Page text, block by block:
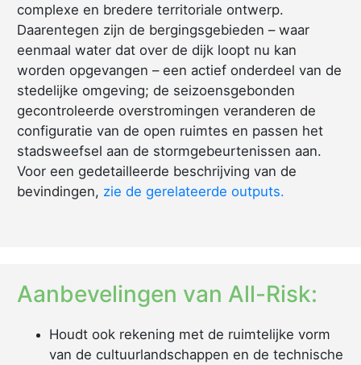
complexe en bredere territoriale ontwerp.
Daarentegen zijn de bergingsgebieden – waar
eenmaal water dat over de dijk loopt nu kan
worden opgevangen – een actief onderdeel van de
stedelijke omgeving; de seizoensgebonden
gecontroleerde overstromingen veranderen de
configuratie van de open ruimtes en passen het
stadsweefsel aan de stormgebeurtenissen aan.
Voor een gedetailleerde beschrijving van de
bevindingen, zie de gerelateerde outputs.
Aanbevelingen van All-Risk:
Houdt ook rekening met de ruimtelijke vorm
van de cultuurlandschappen en de technische